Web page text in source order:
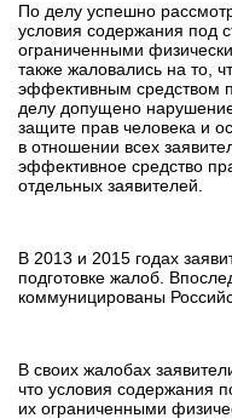
По делу успешно
условия содержания под
ограниченными
также жаловались на то,
эффективным средством
делу допущено
защите прав человека и
в отношении всех
эффективное средство
отдельных заявителей.
В 2013 и 2015 годах
подготовке жалоб.
коммуницированы
В своих жалобах
что условия содержания
их ограниченными